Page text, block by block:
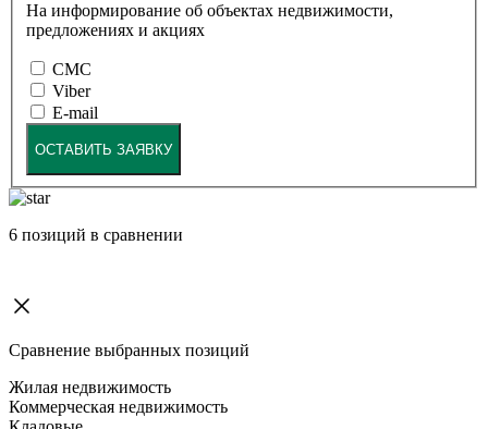
На информирование об объектах недвижимости,
предложениях и акциях
СМС
Viber
E-mail
ОСТАВИТЬ ЗАЯВКУ
6 позиций в сравнении
Сравнение выбранных позиций
Жилая недвижимость
Коммерческая недвижимость